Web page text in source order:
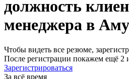
должность
менеджера в
Чтобы видеть все резюме,
После регистрации покажем ещё 2
Зарегистрироваться
За всё время